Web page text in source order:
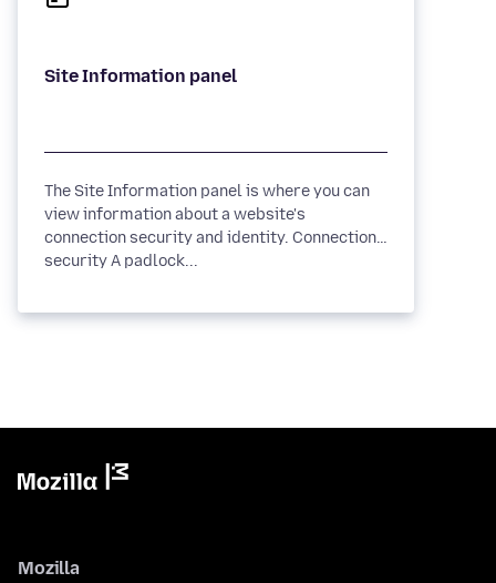
Site Information panel
The Site Information panel is where you can
view information about a website's
connection security and identity. Connection
security A padlock...
Mozilla